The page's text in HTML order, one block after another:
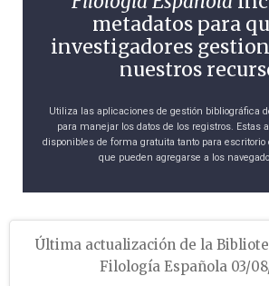
metadatos para
investigadores
nuestros
Utiliza las aplicaciones de gestión bibliográfica
para manejar los datos de los registros. Estas
disponibles de forma gratuita tanto para escritorio
que pueden agregarse a los
Última actualización de la
Filología Española 03/